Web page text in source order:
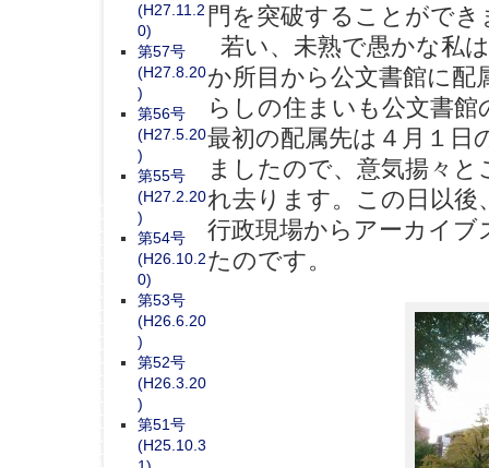
門を突破することができ
若い、未熟で愚かな私
か所目から公文書館に
らしの住まいも公文書
最初の配属先は４月１
ましたので、意気揚々
れ去ります。この日以
行政現場からアーカイ
たのです。
(H27.11.2
0)
第57号
(H27.8.20
)
第56号
(H27.5.20
)
第55号
(H27.2.20
)
第54号
(H26.10.2
0)
第53号
(H26.6.20
)
第52号
(H26.3.20
)
第51号
(H25.10.3